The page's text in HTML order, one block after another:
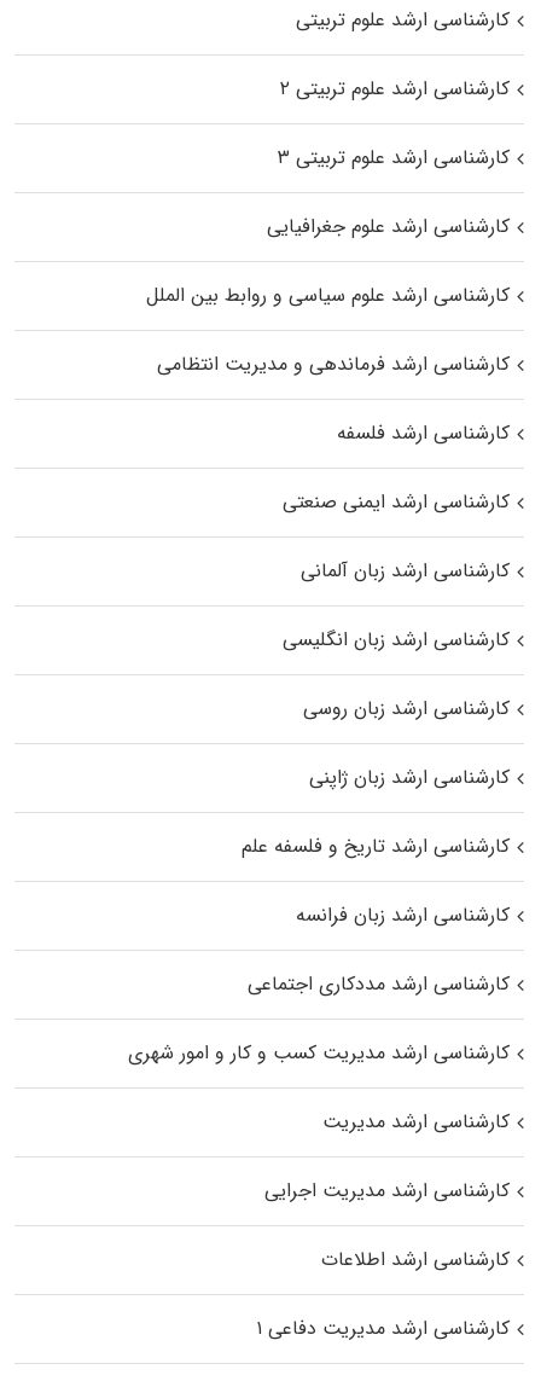
کارشناسی ارشد علوم تربیتی
کارشناسی ارشد علوم تربیتی ۲
کارشناسی ارشد علوم تربیتی ۳
کارشناسی ارشد علوم جغرافیایی
کارشناسی ارشد علوم سیاسی و روابط بین الملل
کارشناسی ارشد فرماندهی و مدیریت انتظامی
کارشناسی ارشد فلسفه
کارشناسی ارشد ایمنی صنعتی
کارشناسی ارشد زبان آلمانی
کارشناسی ارشد زبان انگلیسی
کارشناسی ارشد زبان روسی
کارشناسی ارشد زبان ژاپنی
کارشناسی ارشد تاریخ و فلسفه علم
کارشناسی ارشد زبان فرانسه
کارشناسی ارشد مددکاری اجتماعی
کارشناسی ارشد مدیریت کسب و کار و امور شهری
کارشناسی ارشد مدیریت
کارشناسی ارشد مدیریت اجرایی
کارشناسی ارشد اطلاعات
کارشناسی ارشد مدیریت دفاعی ۱